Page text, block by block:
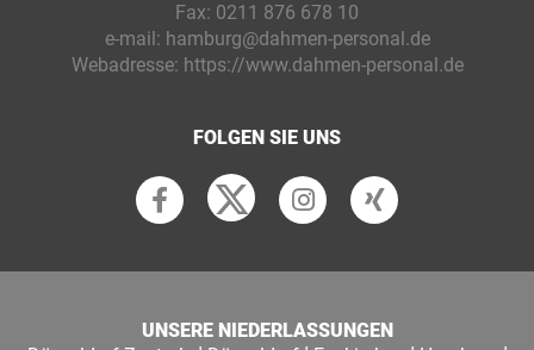
Fax: 0211 876 678 10
e-mail: hamburg@dahmen-personal.de
Webadresse: https://www.dahmen-personal.de
FOLGEN SIE UNS
UNSERE NIEDERLASSUNGEN